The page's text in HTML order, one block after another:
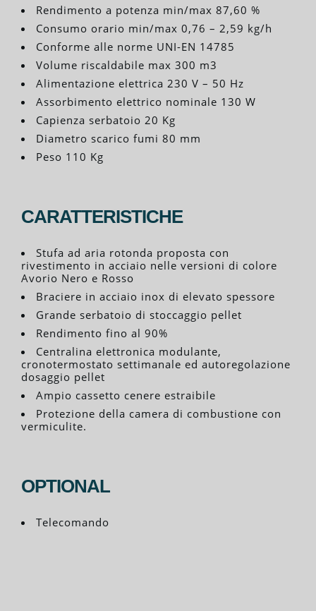
Rendimento a potenza min/max 87,60 %
Consumo orario min/max 0,76 – 2,59 kg/h
Conforme alle norme UNI-EN 14785
Volume riscaldabile max 300 m3
Alimentazione elettrica 230 V – 50 Hz
Assorbimento elettrico nominale 130 W
Capienza serbatoio 20 Kg
Diametro scarico fumi 80 mm
Peso 110 Kg
CARATTERISTICHE
Stufa ad aria rotonda proposta con
rivestimento in acciaio nelle versioni di colore
Avorio Nero e Rosso
Braciere in acciaio inox di elevato spessore
Grande serbatoio di stoccaggio pellet
Rendimento fino al 90%
Centralina elettronica modulante,
cronotermostato settimanale ed autoregolazione
dosaggio pellet
Ampio cassetto cenere estraibile
Protezione della camera di combustione con
vermiculite.
OPTIONAL
Telecomando